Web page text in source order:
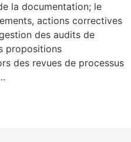
la documentation; le
actions correctives
des audits de
propositions
des revues de processus